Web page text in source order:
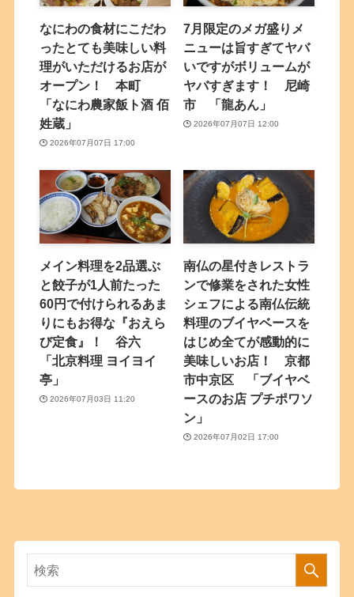
なにわの食材にこだわ
ったとても美味しい料
理がいただけるお店が
オープン！ 本町
「なにわ農家飯ト酒 佰
姓蔵」
2026年07月07日 17:00
7月限定のメガ盛りメ
ニューは旨すぎてヤバ
いですがボリュームが
ヤバすぎます！ 尼崎
市 「龍あん」
2026年07月07日 12:00
メイン料理を2品選ぶ
と餃子が1人前たった
60円で付けられるあま
りにもお得な『おえら
び定食』！ 谷六
「北京料理 ヨイヨイ
亭」
2026年07月03日 11:20
南仏の星付きレストラ
ンで修業をされた女性
シェフによる南仏伝統
料理のブイヤベースを
はじめ全てが感動的に
美味しいお店！ 京都
市中京区 「ブイヤベ
ースのお店 プチポワソ
ン」
2026年07月02日 17:00